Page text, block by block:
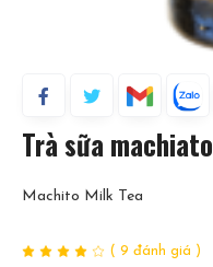
Trà sữa machiato
Machito Milk Tea
( 9 đánh giá )